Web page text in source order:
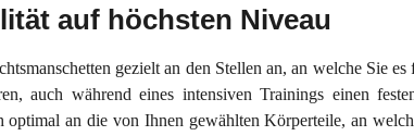
auf höchsten Niveau
gezielt an den Stellen an, an welche Sie
auch während eines intensiven Trainings einen
an die von Ihnen gewählten Körperteile, an